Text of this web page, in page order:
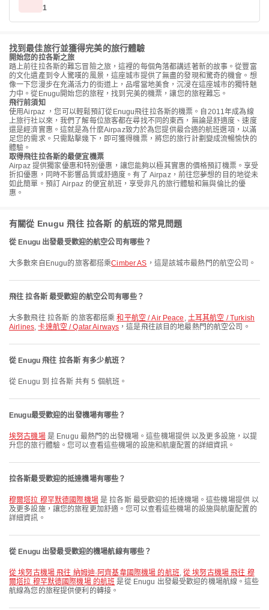
1
找到最佳旅行並獲得完美的旅行體驗
開始您的拉各斯之旅
踏上前往拉各斯的難忘冒險之旅，這裡的每個角落都講述著新的故事。從豐富
的文化遺產到令人驚嘆的風景，這座城市提供了無盡的發現和驚奇的機會。想
像一下您漫步在充滿活力的街道上，品嚐當地美食，沉浸在這座城市的獨特魅
力中。從Enugu開始您的旅程，找到完美的機票，讓您的旅程難忘。
飛行前須知
使用Airpaz ，您可以輕鬆預訂從Enugu飛往拉各斯的機票。自2011年成為線
上旅行社以來，我們了解每位旅客都在尋找不同的東西，無論是舒適度、速度
還是經濟實惠。這就是為什麼Airpaz致力於為您提供最合適的航班選項，以滿
足您的需求。只需點擊幾下，即可獲得機票，將您的旅行計劃變成流暢愉快的
體驗。
取得飛往拉各斯的最便宜機票
Airpaz 提供獨家優惠和特別優惠，讓您能夠以極其實惠的價格預訂機票。享受
折扣優惠，同時不影響品質或舒適度。有了 Airpaz，前往您夢想的目的地從未
如此簡單。預訂 Airpaz 的便宜航班，享受非凡的旅行體驗和無與倫比的優
惠。
有關從 Enugu 飛往 拉各斯 的航班的常見問題
從 Enugu 出發最受歡迎的航空公司有哪些？
大多數來自Enugu的旅客都搭乘Cimber AS ，這是該城市最熱門的航空公司。
飛往 拉各斯 最受歡迎的航空公司有哪些？
大多數飛往 拉各斯 的旅客都搭乘和平航空 / Air Peace , 土耳其航空 / Turkish
Airlines,卡達航空 / Qatar Airways ，這是飛往該目的地最熱門的航空公司。
從 Enugu 飛往 拉各斯 有多少航班？
從 Enugu 到 拉各斯 共有 5 個航班。
Enugu最受歡迎的出發機場有哪些？
埃努古機場是 Enugu 最熱門的出發機場。這些機場提供 以及更多設施，以提
升您的旅行體驗。您可以查看這些機場的設施和航廈配置的詳細資訊。
拉各斯最受歡迎的抵達機場有哪些？
穆爾塔拉 穆罕默德國際機場是 拉各斯 最受歡迎的抵達機場。這些機場提供 以
及更多設施，讓您的旅程更加舒適。您可以查看這些機場的設施與航廈配置的
詳細資訊。
從 Enugu 出發最受歡迎的機場航線有哪些？
從 埃努古機場 飛往 納姆迪·阿齊基韋國際機場 的航班,從 埃努古機場 飛往 穆
爾塔拉 穆罕默德國際機場 的航班 是從 Enugu 出發最受歡迎的機場航線。這些
航線為您的旅程提供便利的轉接。